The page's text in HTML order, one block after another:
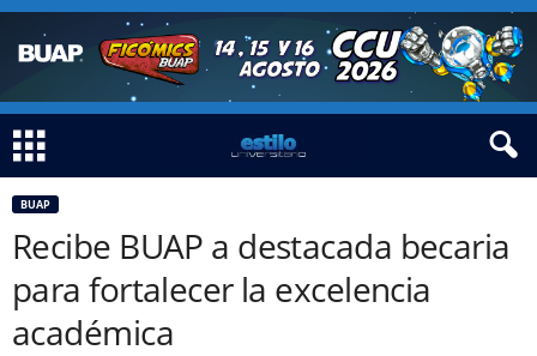
BUAP
Recibe BUAP a destacada becaria
para fortalecer la excelencia
académica